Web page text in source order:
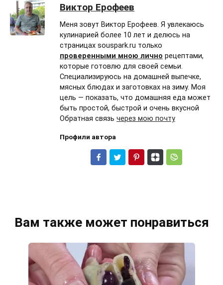
Виктор Ерофеев
Меня зовут Виктор Ерофеев. Я увлекаюсь
кулинарией более 10 лет и делюсь на
страницах souspark.ru только
проверенными мною лично рецептами,
которые готовлю для своей семьи.
Специализируюсь на домашней выпечке,
мясных блюдах и заготовках на зиму. Моя
цель — показать, что домашняя еда может
быть простой, быстрой и очень вкусной
Обратная связь через мою почту
Профили автора
Вам также может понравиться